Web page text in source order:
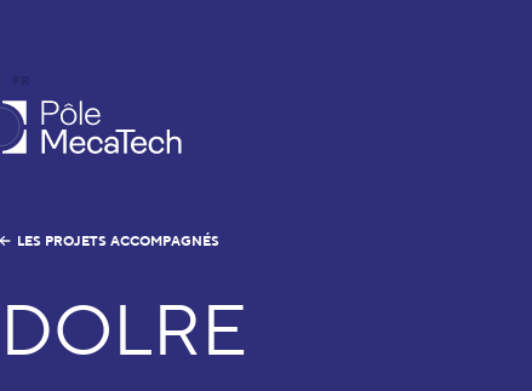
MecaTech
EN
LES PROJETS ACCOMPAGNÉS
DOLRE